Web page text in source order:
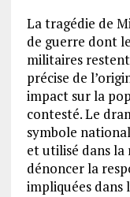
La tragédie de
de guerre dont
militaires
précise de
impact sur la
contesté. Le
symbole
et utilisé dans
dénoncer la
impliquées dans